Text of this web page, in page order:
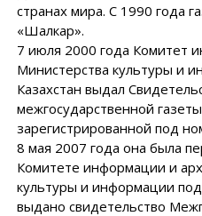
странах мира. С 1990 года
«Шалкар».
7 июля 2000 года Комитет
Министерства культуры и
Казахстан выдал
межгосударственной
зарегистрированной под
8 мая 2007 года она была
Комитете информации и
культуры и информации
выдано свидетельство